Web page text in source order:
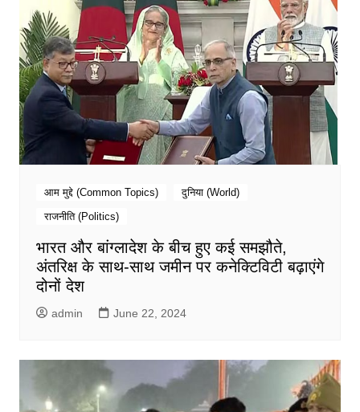
आम मुद्दे (Common Topics)
दुनिया (World)
राजनीति (Politics)
भारत और बांग्लादेश के बीच हुए कई समझौते,
अंतरिक्ष के साथ-साथ जमीन पर कनेक्टिविटी बढ़ाएंगे
दोनों देश
admin June 22, 2024